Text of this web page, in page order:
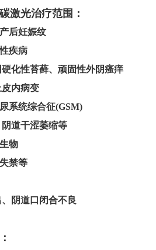
激光治疗范围：
后妊娠纹
疾病
化性苔藓、顽固性外阴瘙痒
内病变
系统综合征(GSM)
道干涩萎缩等
物
禁等
阴道口闭合不良